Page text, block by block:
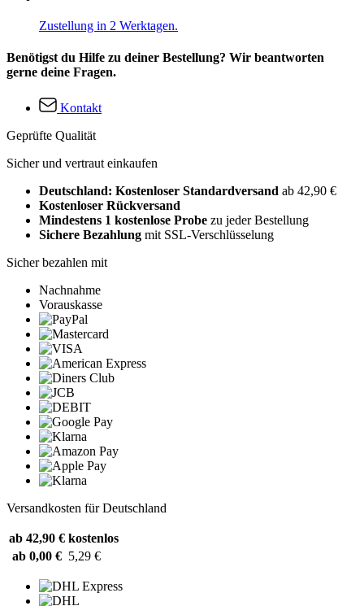
Zustellung in 2 Werktagen.
Benötigst du Hilfe zu deiner Bestellung? Wir beantworten
gerne deine Fragen.
Kontakt
Geprüfte Qualität
Sicher und vertraut einkaufen
Deutschland: Kostenloser Standardversand ab 42,90 €
Kostenloser Rückversand
Mindestens 1 kostenlose Probe zu jeder Bestellung
Sichere Bezahlung mit SSL-Verschlüsselung
Sicher bezahlen mit
Nachnahme
Vorauskasse
Versandkosten für Deutschland
ab 42,90 € kostenlos
ab 0,00 € 5,29 €